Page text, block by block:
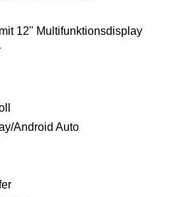
12" Multifunktionsdisplay
Android Auto